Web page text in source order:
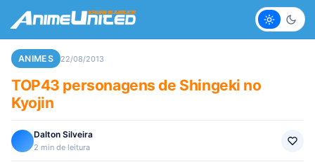
Claro
ANIMES 22/08/2013
TOP43 personagens de Shingeki no
Kyojin
Dalton Silveira
2 min de leitura